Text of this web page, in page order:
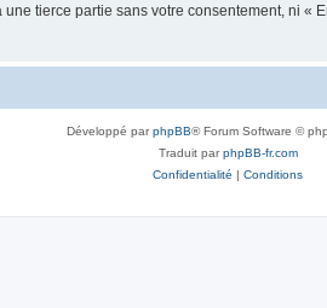
tierce partie sans votre consentement, ni
Développé parphpBB® Forum Software ©
Traduit parphpBB-fr.com
Confidentialité | Conditions